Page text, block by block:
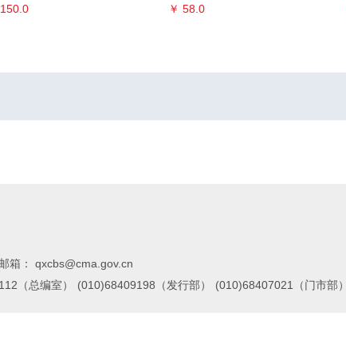
￥ 58.0
邮箱： qxcbs@cma.gov.cn
（总编室） (010)68409198（发行部） (010)68407021（门市部）